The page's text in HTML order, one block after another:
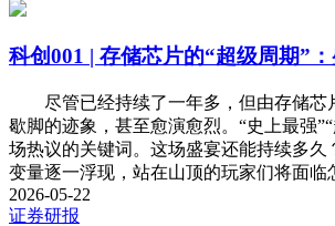
科创001 | 存储芯片的“超级周期”
尽管已经持续了一年多，但由存储芯
歇脚的迹象，甚至愈演愈烈。“史上最强
场热议的关键词。这场盛宴还能持续多久
变量逐一浮现，站在山顶的玩家们将面临
2026-05-22
证券研报